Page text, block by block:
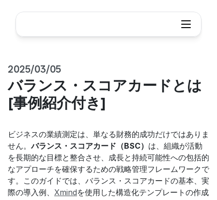
2025/03/05
バランス・スコアカードとは
[事例紹介付き]
ビジネスの業績測定は、単なる財務的成功だけではありま
せん。バランス・スコアカード（BSC） は、組織が活動
を長期的な目標と整合させ、成長と持続可能性への包括的
なアプローチを確保するための戦略管理フレームワークで
す。このガイドでは、バランス・スコアカードの基本、実
際の導入例、 Xmindを使用した構造化テンプレートの作成